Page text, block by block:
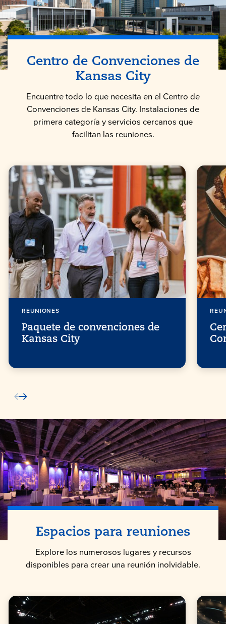
Centro de Convenciones de
KansasCity
Encuentre todo lo que necesita en el Centro de
Convenciones de Kansas City. Instalaciones de
primera categoría y servicios cercanos que
facilitan las reuniones.
REUNIONES
Paquete de convenciones de
Kansas City
Espacios para reuniones
Explore los numerosos lugares y recursos
disponibles para crear una reunión inolvidable.